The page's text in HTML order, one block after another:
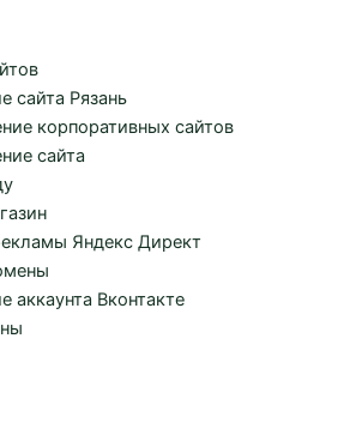
сайта Рязань
корпоративных сайтов
сайта
Яндекс Директ
аккаунта Вконтакте